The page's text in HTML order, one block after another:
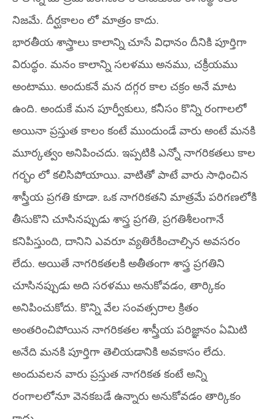
నిజమే. దీర్ఘకాలం లో మాత్రం కాదు.
భారతీయ శాస్త్రాలు కాలాన్ని చూసే విధానం దీనికి పూర్తిగా
విరుద్ధం. మనం కాలాన్ని సలళము అనము, చక్రీయము
అంటాము. అందుకనే మన దగ్గర కాల చక్రం అనే మాట
ఉంది. అందుకే మన పూర్వీకులు, కనీసం కొన్ని రంగాలలో
అయినా ప్రస్తుత కాలం కంటే ముందుండే వారు అంటే మనకి
మూర్కత్వం అనిపించదు. ఇప్పటికి ఎన్నో నాగరికతలు కాల
గర్భం లో కలిసిపోయాయి. వాటితో పాటే వారు సాధించిన
శాస్త్రీయ ప్రగతి కూడా. ఒక నాగరికతని మాత్రమే పరిగణలోకి
తీసుకొని చూసినప్పుడు శాస్త్ర ప్రగతి, ప్రగతిశీలంగానే
కనిపిస్తుంది, దానిని ఎవరూ వ్యతిరేకించాల్సిన అవసరం
లేదు. అయితే నాగరికతలకి అతీతంగా శాస్త్ర ప్రగతిని
చూసినప్పుడు అది సరళము అనుకోవడం, తార్కికం
అనిపించుకోదు. కొన్ని వేల సంవత్సరాల క్రితం
అంతరించిపోయిన నాగరికతల శాస్త్రీయ పరిజ్ఞానం ఏమిటి
అనేది మనకి పూర్తిగా తెలియడానికి అవకాసం లేదు.
అందువలన వారు ప్రస్తుత నాగరికత కంటే అన్ని
రంగాలలోనూ వెనకబడే ఉన్నారు అనుకోవడం తార్కికం